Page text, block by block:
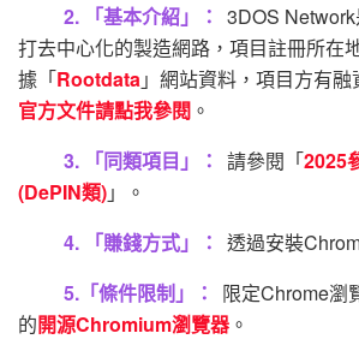
2. 「基本介紹」： 3DOS
打去中心化的製造網路，項目註冊所在
據「Rootdata」網站資料，項目方有融
官方文件請點我參閱 。
3. 「同類項目」： 請參閱「2025
(DePIN類)」。
4. 「賺錢方式」： 透過安裝
5.「條件限制」：
限定Chrome瀏
的開源Chromium瀏覽器 。